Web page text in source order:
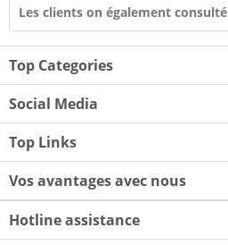
Les clients on également consulté
Top Categories
Social Media
Top Links
Vos avantages avec nous
Hotline assistance